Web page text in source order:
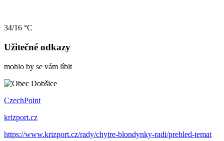
34/16 °C
Užitečné odkazy
mohlo by se vám líbit
CzechPoint
krizport.cz
https://www.krizport.cz/rady/chytre-blondynky-radi/prehled-temat